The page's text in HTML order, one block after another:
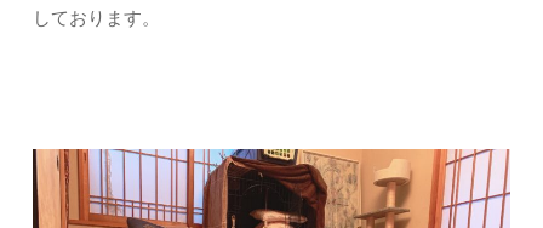
しております。